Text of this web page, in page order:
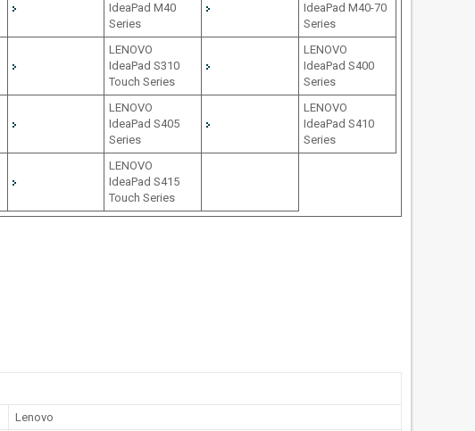
IdeaPad M40
Series
IdeaPad M40-70
Series
LENOVO
IdeaPad S310
Touch Series
LENOVO
IdeaPad S400
Series
LENOVO
IdeaPad S405
Series
LENOVO
IdeaPad S410
Series
LENOVO
IdeaPad S415
Touch Series
Lenovo